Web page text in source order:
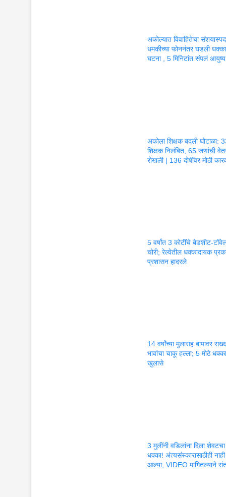
अकोल्यात विवाहितेचा
धमकीच्या फोननंतर घडली
घटना , 5 मिनिटांत संपलं
अकोला शिक्षक बदली घोटाळा:
शिक्षक निलंबित, 65 जणांची
रोखली | 136 दोषींवर मोठी
5 वर्षांत 3 कोटींचे बेडशीट-
चोरी; रेल्वेतील धक्कादायक
प्रशासन हादरले
14 वर्षांच्या मुलासह बापावर
भावांचा चाकू हल्ला; 5 मोठे
खुलासे
3 मुलींनी वडिलांना दिला शेवटचा
धक्का! अंत्यसंस्कारासाठीही नाही
आल्या; VIDEO मागितल्याने